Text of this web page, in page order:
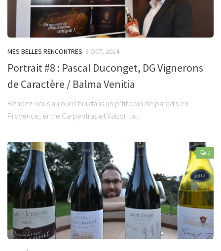
MES BELLES RENCONTRES 8 OCT, 2014
Portrait #8 : Pascal Duconget, DG Vignerons
de Caractère / Balma Venitia
Rendez-vous aujourd’hui dans un p’tit coin de paradis en
Provence, entre Carpentras et Vaison la...
2